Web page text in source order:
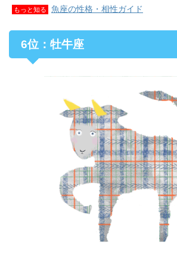
もっと知る 魚座の性格・相性ガイド
6位：牡牛座